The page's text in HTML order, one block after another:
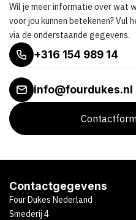
Wil je meer informatie over wat
voor jou kunnen betekenen? Vul
via de onderstaande gegevens.
+316 154 989 14
info@fourdukes.nl
Contactgegevens
Four Dukes Nederland
Smederij 4